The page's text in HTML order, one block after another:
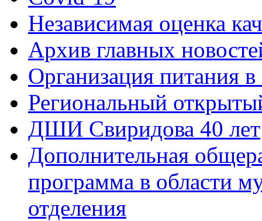
Независимая оценка
Архив главных
Организация питания в
Региональный
ДШИ Свиридова 40 лет
Дополнительная
программа в области
отделения